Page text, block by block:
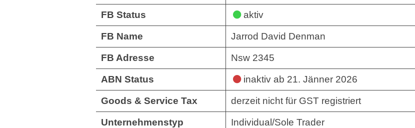
FB Status aktiv
FB Name Jarrod David Denman
FB Adresse Nsw 2345
ABN Status inaktivab 21. Jänner 2026
Goods & Service Tax derzeit nicht für GST registriert
Unternehmenstyp Individual/Sole Trader